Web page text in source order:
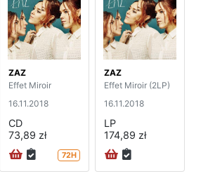
ZAZ
Effet Miroir
16.11.2018
CD
73,89 zł
72H
ZAZ
Effet Miroir (2LP)
16.11.2018
LP
174,89 zł